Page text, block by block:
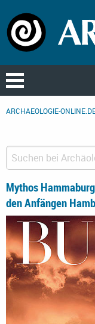
ARCHAEOLOGIE-
Mythos
den Anfängen